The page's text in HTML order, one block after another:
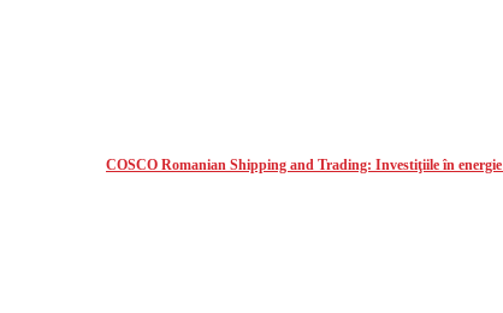
COSCO Romanian Shipping and Trading: Investiţiile în